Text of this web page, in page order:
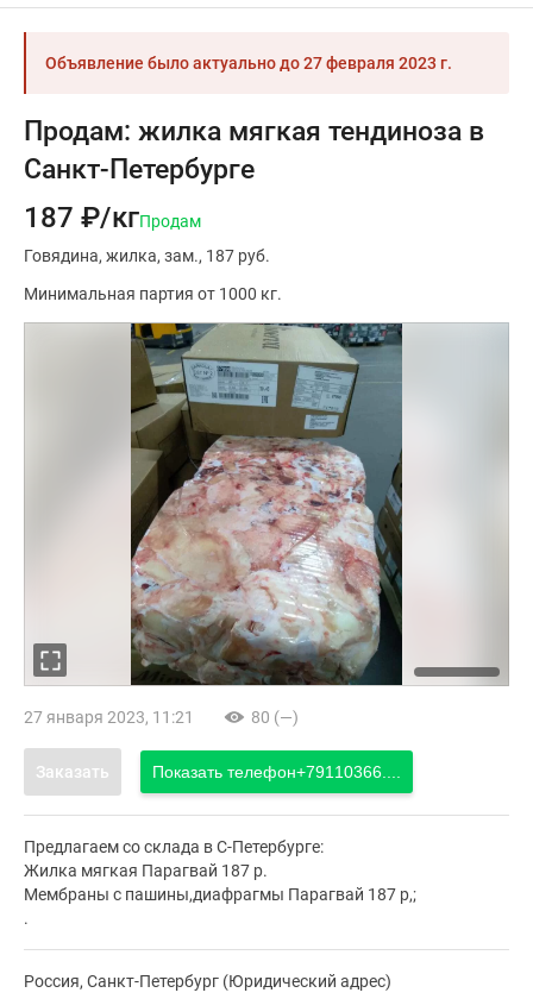
Объявление было актуально до27 февраля 2023 г.
Продам: жилка мягкая тендиноза в
Санкт-Петербурге
187 ₽/кгПродам
Говядина жилка зам. 187 руб.
Минимальная партия от 1000 кг.
27 января 2023, 11:21 80 (—)
Заказать Показать телефон+79110366....
Предлагаем со склада в С-Петербурге:
Жилка мягкая Парагвай 187 р.
Мембраны с пашины,диафрагмы Парагвай 187 р,;
.
Россия, Санкт-Петербург (Юридический адрес)